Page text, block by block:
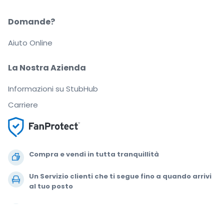
Compra e vendi in tutta tranquillità
Un Servizio clienti che ti segue fino a quando arrivi
al tuo posto
La Nostra Azienda
Informazioni su StubHub
Carriere
Domande?
Aiuto Online